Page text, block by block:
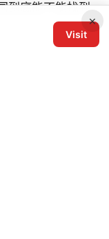
到底能不能找到
×
Visit